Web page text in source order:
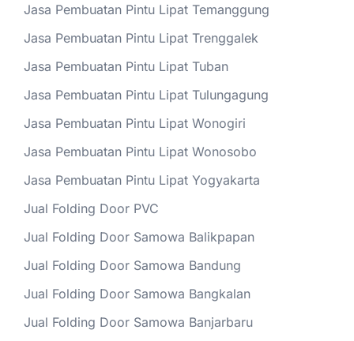
Jasa Pembuatan Pintu Lipat Temanggung
Jasa Pembuatan Pintu Lipat Trenggalek
Jasa Pembuatan Pintu Lipat Tuban
Jasa Pembuatan Pintu Lipat Tulungagung
Jasa Pembuatan Pintu Lipat Wonogiri
Jasa Pembuatan Pintu Lipat Wonosobo
Jasa Pembuatan Pintu Lipat Yogyakarta
Jual Folding Door PVC
Jual Folding Door Samowa Balikpapan
Jual Folding Door Samowa Bandung
Jual Folding Door Samowa Bangkalan
Jual Folding Door Samowa Banjarbaru